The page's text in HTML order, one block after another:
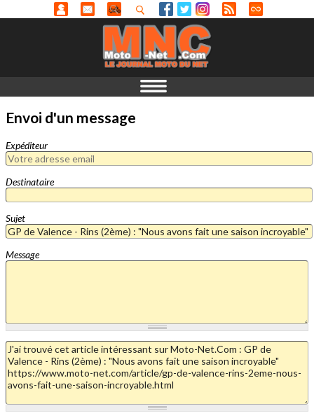
Envoi d'un message
Expéditeur
Destinataire
Sujet
Message